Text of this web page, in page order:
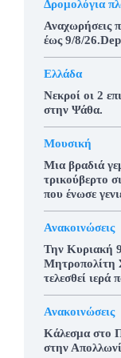
Δρομολόγια
Αναχωρήσεις
έως 9/8/
Ελλάδα
Νεκροί οι 2
στην Ψάθα.
Μουσική
Μια βραδιά
τρικούβερτο
που ένωσε
Ανακοινώσεις
Την Κυριακή
Μητροπολίτη
τελεσθεί
Ανακοινώσεις
Κάλεσμα στο
στην